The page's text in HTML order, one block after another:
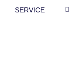
SERVICE